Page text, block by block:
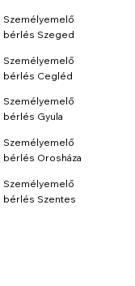
Személyemelő
bérlés Szeged
Személyemelő
bérlés Cegléd
Személyemelő
bérlés Gyula
Személyemelő
bérlés Orosháza
Személyemelő
bérlés Szentes